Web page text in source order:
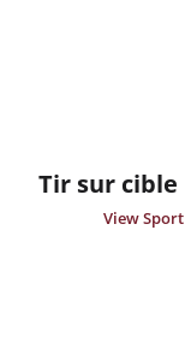
Tir sur cible
View Sport